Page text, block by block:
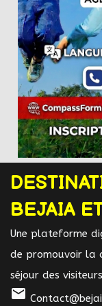
BEJAIA
Une plateforme
de promouvoir la
séjour des
mail